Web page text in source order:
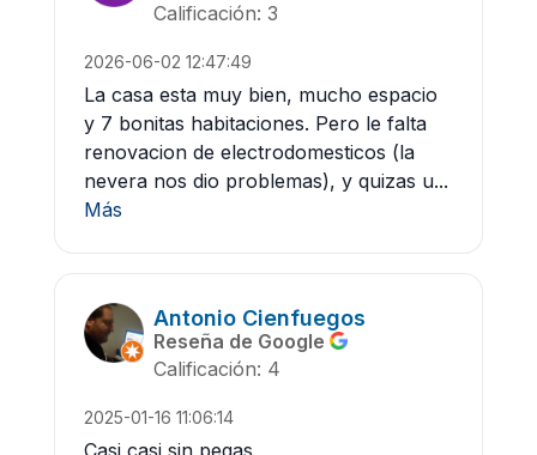
Calificación: 3
2026-06-02 12:47:49
La casa esta muy bien, mucho espacio
y 7 bonitas habitaciones. Pero le falta
renovacion de electrodomesticos (la
nevera nos dio problemas), y quizas u...
Más
Antonio Cienfuegos
Reseña de Google
Calificación: 4
2025-01-16 11:06:14